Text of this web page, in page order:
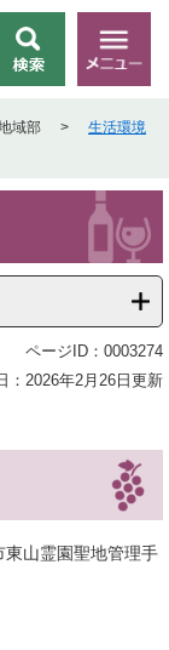
メ
ニ
ー
域部 >
生活環境
ページID：0003274
：2026年2月26日更新
山霊園聖地管理手